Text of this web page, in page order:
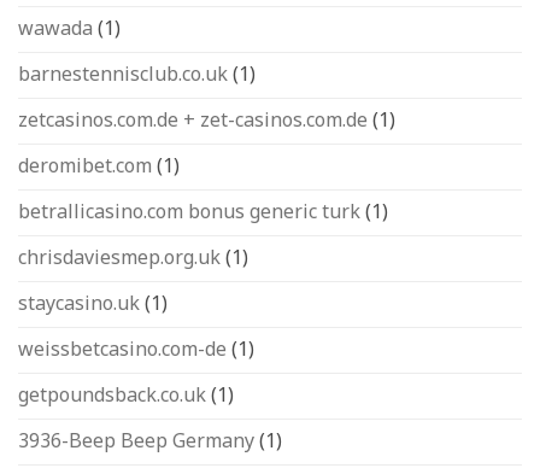
wawada (1)
barnestennisclub.co.uk(1)
zetcasinos.com.de + zet-casinos.com.de (1)
deromibet.com (1)
betrallicasino.com bonus generic turk(1)
chrisdaviesmep.org.uk(1)
staycasino.uk(1)
weissbetcasino.com-de (1)
getpoundsback.co.uk(1)
3936-Beep Beep Germany(1)